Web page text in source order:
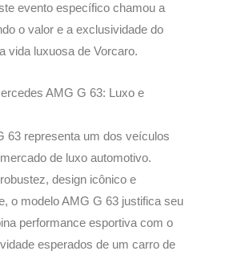
evento específico chamou a
o valor e a exclusividade do
vida luxuosa de Vorcaro.
AMG G 63: Luxo e
63 representa um dos veículos
de luxo automotivo.
design icônico e
o modelo AMG G 63 justifica seu
performance esportiva com o
esperados de um carro de